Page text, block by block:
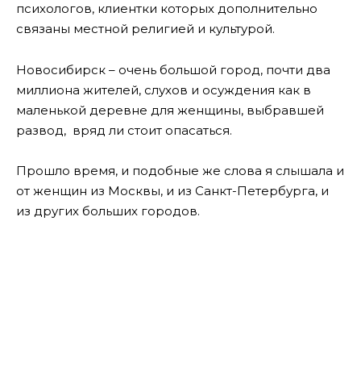
психологов, клиентки которых дополнительно
связаны местной религией и культурой.
Новосибирск – очень большой город, почти два
миллиона жителей, слухов и осуждения как в
маленькой деревне для женщины, выбравшей
развод, вряд ли стоит опасаться.
Прошло время, и подобные же слова я слышала и
от женщин из Москвы, и из Санкт-Петербурга, и
из других больших городов.